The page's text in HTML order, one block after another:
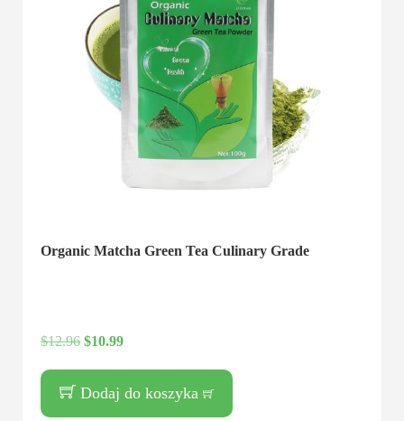
Organic Matcha Green Tea Culinary Grade
$12.96 $10.99
Dodaj do koszyka